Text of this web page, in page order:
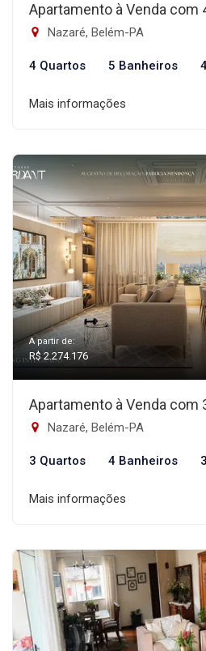
Apartamento à Venda com
Nazaré, Belém-PA
4 Quartos 5 Banheiros
Mais informações
A partir de:
R$ 2.274.176
Apartamento à Venda com
Nazaré, Belém-PA
3 Quartos 4 Banheiros
Mais informações